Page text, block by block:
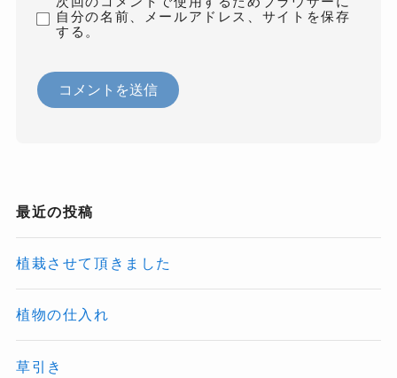
自分の名前、メールアドレス、サイトを保存
する。
最近の投稿
植栽させて頂きました
植物の仕入れ
草引き